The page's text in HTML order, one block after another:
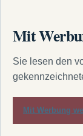
Mit
Sie lesen den
Mit Werbung